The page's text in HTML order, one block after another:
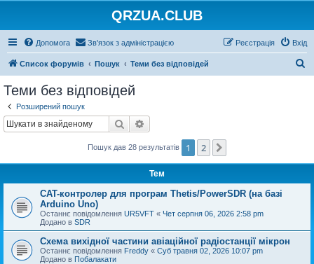
QRZUA.CLUB
Допомога Зв'язок з адміністрацією Вхід
Реєстрація
Список форумів Пошук Теми без відповідей
Теми без відповідей
Розширений пошук
Пошук
Пошук дав 28 результатів 1 2
Тем
CAT-контролер для програм Thetis/PowerSDR (на базі
Arduino Uno)
Останнє повідомлення UR5VFT « Чет серпня 06, 2026 2:58 pm
Додано в SDR
Схема вихідної частини авіаційної радіостанції мікрон
Останнє повідомлення Freddy « Суб травня 02, 2026 10:07 pm
Додано в Побалакати